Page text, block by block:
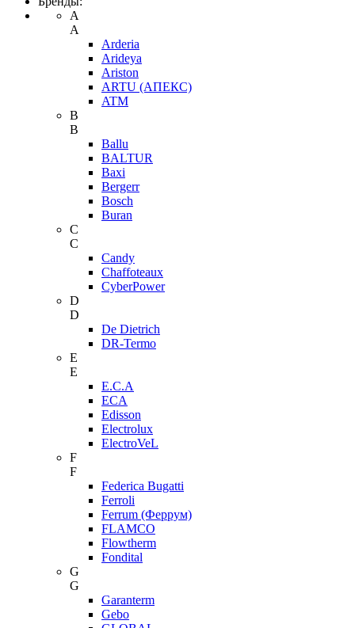
A
A
Arderia
Arideya
Ariston
ARTU (АПЕКС)
ATM
B
B
Ballu
BALTUR
Baxi
Bergerr
Bosch
Buran
C
C
Candy
Chaffoteaux
CyberPower
D
D
De Dietrich
DR-Termo
E
E
E.C.A
ECA
Edisson
Electrolux
ElectroVeL
F
F
Federica Bugatti
Ferroli
Ferrum (Феррум)
FLAMCO
Flowtherm
Fondital
G
G
Garanterm
Gebo